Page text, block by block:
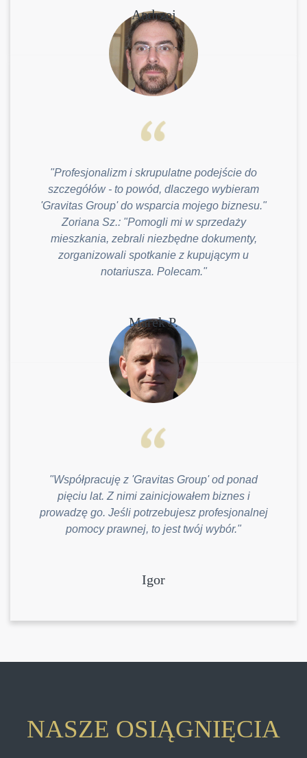
Andrzej
"Profesjonalizm i skrupulatne podejście do
szczegółów - to powód, dlaczego wybieram
'Gravitas Group' do wsparcia mojego biznesu."
Zoriana Sz.: "Pomogli mi w sprzedaży
mieszkania, zebrali niezbędne dokumenty,
zorganizowali spotkanie z kupującym u
notariusza. Polecam."
Marek P.
"Współpracuję z 'Gravitas Group' od ponad
pięciu lat. Z nimi zainicjowałem biznes i
prowadzę go. Jeśli potrzebujesz profesjonalnej
pomocy prawnej, to jest twój wybór."
Igor
NASZE OSIĄGNIĘCIA